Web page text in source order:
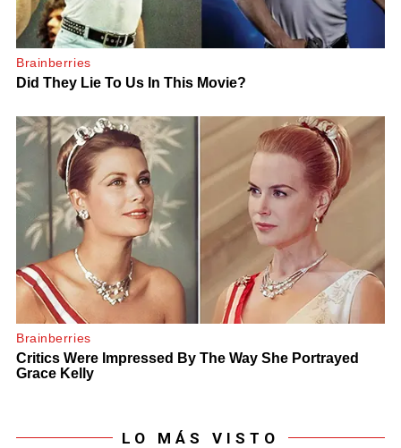
LO MÁS VISTO